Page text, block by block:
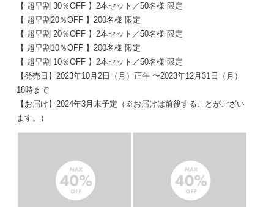
【 超早割 30％OFF 】2本セット／50名様 限定
【 超早割20％OFF 】200名様 限定
【 超早割 20％OFF 】2本セット／50名様 限定
【 超早割10％OFF 】200名様 限定
【 超早割 10％OFF 】2本セット／50名様 限定
【発売日】2023年10月2日（月）正午 〜2023年12月31日（月）
18時まで
【お届け】2024年3月末予定（※ お届けは前後することがござい
ます。）